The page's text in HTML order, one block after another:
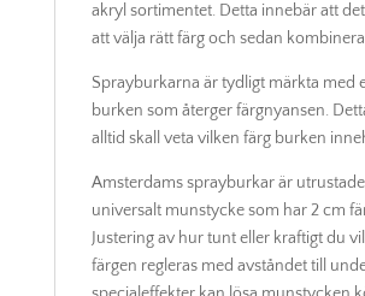
akryl sortimentet. Detta innebär att
att välja rätt färg och sedan kombinera
Sprayburkarna är tydligt märkta med
burken som återger färgnyansen.
alltid skall veta vilken färg burken
Amsterdams sprayburkar är
universalt munstycke som har 2 cm
Justering av hur tunt eller kraftigt du
färgen regleras med avståndet till